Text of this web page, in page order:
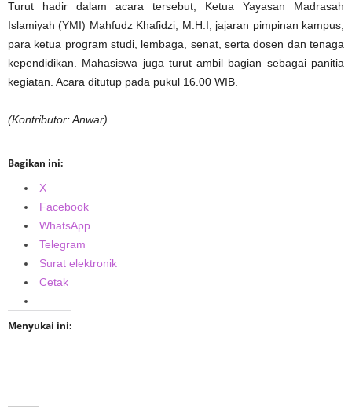
Turut hadir dalam acara tersebut, Ketua Yayasan Madrasah
Islamiyah (YMI) Mahfudz Khafidzi, M.H.I, jajaran pimpinan kampus,
para ketua program studi, lembaga, senat, serta dosen dan tenaga
kependidikan. Mahasiswa juga turut ambil bagian sebagai panitia
kegiatan. Acara ditutup pada pukul 16.00 WIB.
(Kontributor: Anwar)
Bagikan ini:
X
Facebook
WhatsApp
Telegram
Surat elektronik
Cetak
Menyukai ini: